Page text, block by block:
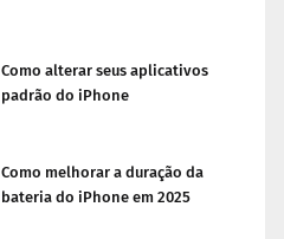
Como alterar seus aplicativos
padrão do iPhone
Como melhorar a duração da
bateria do iPhone em 2025